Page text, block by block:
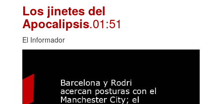
Los jinetes del
Apocalipsis.01:51
El Informador